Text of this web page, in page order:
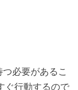
必要があるこ
ぐ行動するので